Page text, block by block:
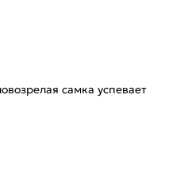
самка успевает